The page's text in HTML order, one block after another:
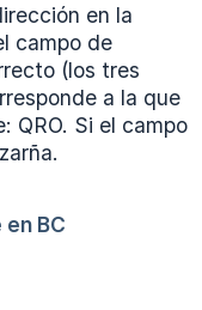
en la
campo de
(los tres
a la que
QRO. Si el campo